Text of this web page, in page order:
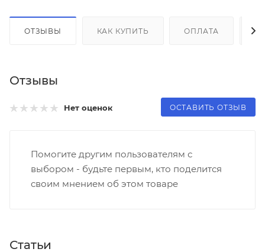
ОТЗЫВЫ КАК КУПИТЬ ОПЛАТА
Отзывы
Нет оценок ОСТАВИТЬ ОТЗЫВ
Помогите другим пользователям с
выбором - будьте первым, кто поделится
своим мнением об этом товаре
Статьи